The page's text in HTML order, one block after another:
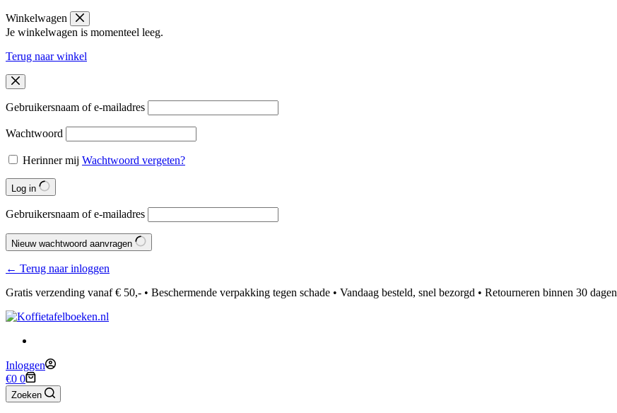
Winkelwagen
Je winkelwagen is momenteel leeg.
Terug naar winkel
Gebruikersnaam of e-mailadres
Wachtwoord
Herinner mij Wachtwoord vergeten?
Log in
Gebruikersnaam of e-mailadres
Nieuw wachtwoord aanvragen
← Terug naar inloggen
Gratis verzending vanaf € 50,- • Beschermende verpakking tegen schade • Vandaag besteld, snel bezorgd • Retourneren binnen 30 dagen
Inloggen
Winkelwagen
€0 0
Zoeken